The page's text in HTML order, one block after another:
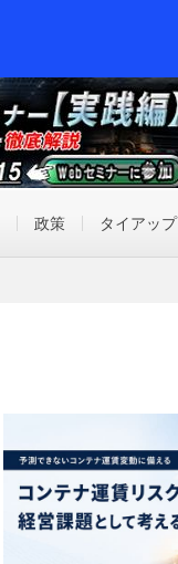
政策 タイアップ